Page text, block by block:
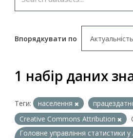
Впорядкувати по
1 набір даних
Теги: населення
Creative Commons Attribution
Головне управління статистики у